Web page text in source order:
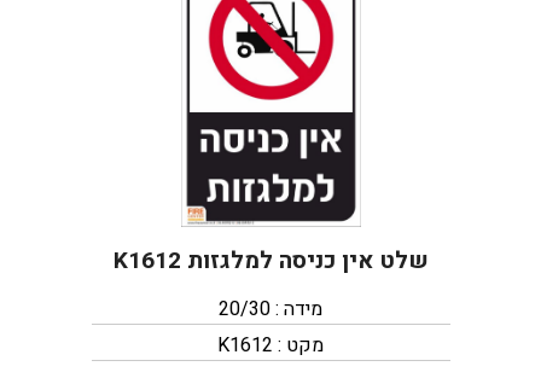
שלט אין כניסה למלגזות K1612
מידה : 20/30
מקט : K1612